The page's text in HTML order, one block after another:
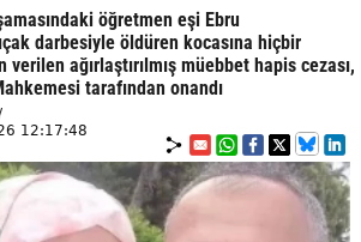
öğretmen eşi Ebru
darbesiyle öldüren kocasına hiçbir
ağırlaştırılmış müebbet hapis cezası,
tarafından onandı
12:17:48